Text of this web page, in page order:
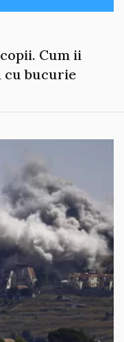
Cum ii
cu bucurie